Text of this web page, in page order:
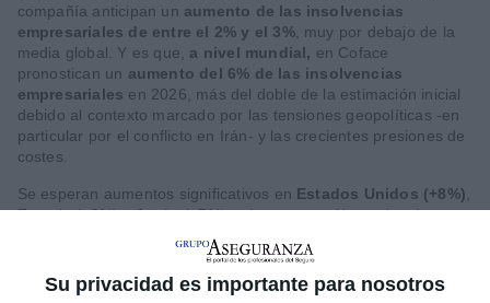
Su privacidad es importante para nosotros
compañía anticipan un aumento de las insolvencias
empresariales de entre el 2% y el 3%, muy por debajo de la
media global. Y es que, a nivel mundial, en Coface
pronostican un aumento del 6% de las insolvencias
empresariales en 2026, más del doble de la estimación inicial
debido al contexto marcado por las tensiones geopolíticas -en
particular por el conflicto en Irán- y las crecientes presiones de
costes.
Se esperan aumentos significativos en Estados Unidos (+8%)
Francia (+8%) y Japón (+7%), mientras que Alemania y los
Países Bajos registrarían incrementos de alrededor del 5%. En
España, Italia y el Reino Unido se prevén aumentos más
moderados, de entre el 2% y el 3%.